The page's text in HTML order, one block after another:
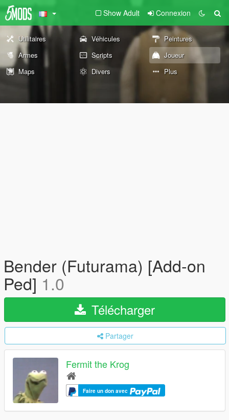
Show Adult Connexion
Utilitaires Véhicules
Peintures
Armes
Scripts
Joueur
Maps
Divers Plus
Bender (Futurama) [Add-on
Ped] 1.0
Télécharger
Partager
Fermit the Krog
Faire un don avec